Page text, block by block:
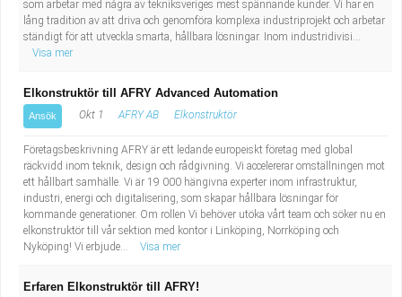
som arbetar med några av tekniksveriges mest spännande kunder. Vi har en
lång tradition av att driva och genomföra komplexa industriprojekt och arbetar
ständigt för att utveckla smarta, hållbara lösningar. Inom industridivisi...
Visa mer
Elkonstruktör till AFRY Advanced Automation
Ansök Okt 1 AFRY AB Elkonstruktör
Företagsbeskrivning AFRY är ett ledande europeiskt företag med global
räckvidd inom teknik, design och rådgivning. Vi accelererar omställningen mot
ett hållbart samhälle. Vi är 19 000 hängivna experter inom infrastruktur,
industri, energi och digitalisering, som skapar hållbara lösningar för
kommande generationer. Om rollen Vi behöver utöka vårt team och söker nu en
elkonstruktör till vår sektion med kontor i Linköping, Norrköping och
Nyköping! Vi erbjude...
Visa mer
Erfaren Elkonstruktör till AFRY!